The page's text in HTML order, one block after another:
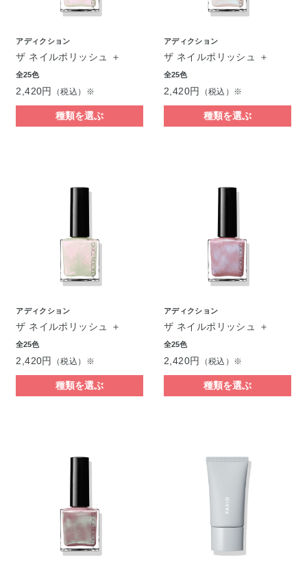
アディクション
ザ ネイルポリッシュ ＋
全25色
2,420円 （税込）※
種類を選ぶ
アディクション
ザ ネイルポリッシュ ＋
全25色
2,420円 （税込）※
種類を選ぶ
アディクション
ザ ネイルポリッシュ ＋
全25色
2,420円 （税込）※
種類を選ぶ
アディクション
ザ ネイルポリッシュ ＋
全25色
2,420円 （税込）※
種類を選ぶ